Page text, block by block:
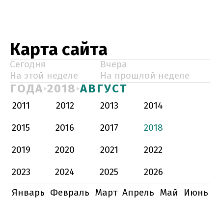
Карта сайта
Сегодня
Вчера
На этой неделе
На прошлой неделе
ГОДА 2018 АВГУСТ
2011 2012 2013
2014
2015
2016 2017
2018
2019
2020 2021
2022
2023
2024 2025
2026
Январь Февраль Март Апрель Май
Июнь